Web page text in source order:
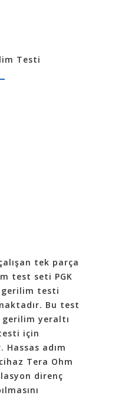
Testi
tek parça
test seti PGK
gerilim testi
Bu test
yeraltı
için
Hassas adım
Tera Ohm
direnç